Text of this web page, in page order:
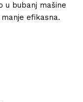
u bubanj mašine
efikasna.